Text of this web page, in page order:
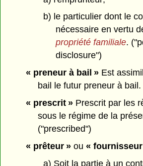
b) le particulier dont le
nécessaire en vertu
propriété familiale.
disclosure")
« preneur à bail »Est
bail le futur preneur à
« prescrit »Prescrit par les
sous le régime de la
("prescribed")
« prêteur »ou «
a) Soit la partie à un